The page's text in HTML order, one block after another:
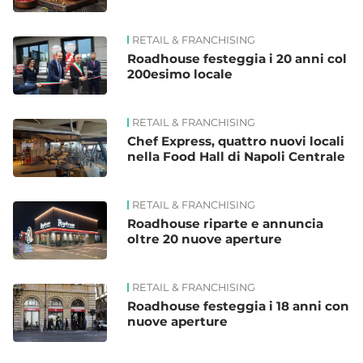
RETAIL & FRANCHISING
Roadhouse festeggia i 20 anni col
200esimo locale
RETAIL & FRANCHISING
Chef Express, quattro nuovi locali
nella Food Hall di Napoli Centrale
RETAIL & FRANCHISING
Roadhouse riparte e annuncia
oltre 20 nuove aperture
RETAIL & FRANCHISING
Roadhouse festeggia i 18 anni con
nuove aperture